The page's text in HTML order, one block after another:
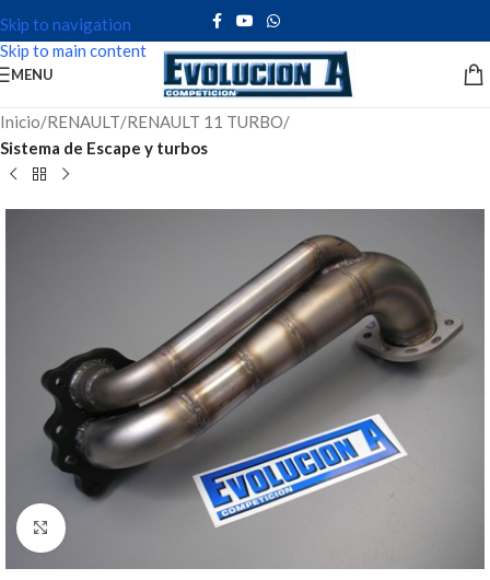
Skip to navigation
Skip to main content
MENU
Inicio RENAULT RENAULT 11 TURBO
Sistema de Escape y turbos
Click to enlarge